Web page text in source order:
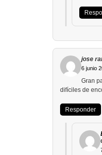
jose
6 junio
Gran
difíciles de
Responder